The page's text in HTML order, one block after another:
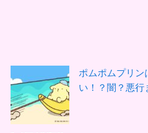
ポムポムプリン
い！？闇？悪行